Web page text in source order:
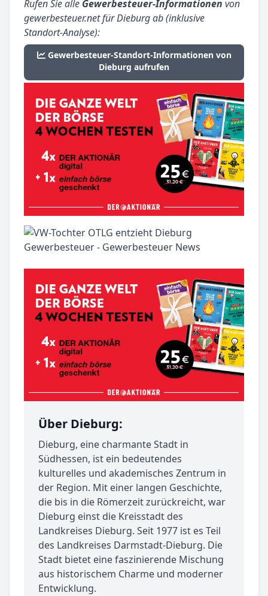
Rufen Sie alle Gewerbesteuer-Informationen von
gewerbesteuer.net für Dieburg ab (inklusive
Standort-Analyse):
Gewerbesteuer-Standort-Informationen von
Dieburg aufrufen
Über Dieburg:
Dieburg, eine charmante Stadt in
Südhessen, ist ein bedeutendes
kulturelles und akademisches Zentrum in
der Region. Mit einer langen Geschichte,
die bis in die Römerzeit zurückreicht, war
Dieburg einst die Kreisstadt des
Landkreises Dieburg. Seit 1977 ist es Teil
des Landkreises Darmstadt-Dieburg. Die
Stadt bietet eine faszinierende Mischung
aus historischem Charme und moderner
Entwicklung.